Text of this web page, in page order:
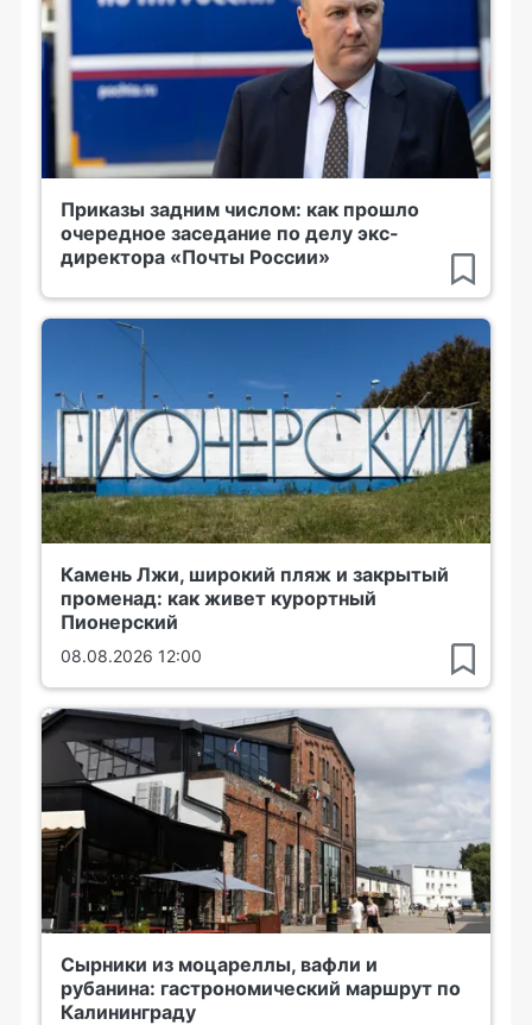
Приказы задним числом: как прошло
очередное заседание по делу экс-
директора «Почты России»
Камень Лжи, широкий пляж и закрытый
променад: как живет курортный
Пионерский
08.08.2026 12:00
Сырники из моцареллы, вафли и
рубанина: гастрономический маршрут по
Калининграду